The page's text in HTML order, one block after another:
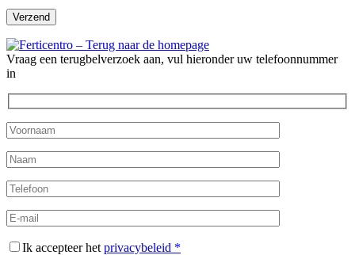
Vraag een terugbelverzoek aan, vul hieronder uw telefoonnummer
in
Ik accepteer het privacybeleid *